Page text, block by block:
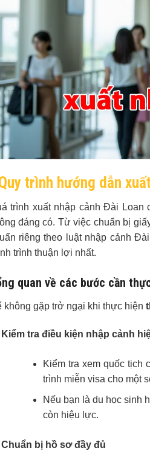
trình hướng dẫn
trình xuất nhập cảnh Đài Loan
đáng có. Từ việc chuẩn bị
riêng theo luật nhập cảnh
trình thuận lợi nhất.
quan về các bước cần
không gặp trở ngại khi thực hiện
Kiểm tra điều kiện nhập cảnh
Kiểm tra xem quốc
trình miễn visa cho một
Nếu bạn là du học sinh
còn hiệu lực.
Chuẩn bị hồ sơ đầy đủ